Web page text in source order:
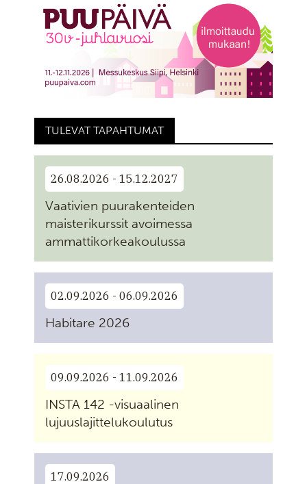
TULEVAT TAPAHTUMAT
26.08.2026 - 15.12.2027
Vaativien puurakenteiden
maisterikurssit avoimessa
ammattikorkeakoulussa
02.09.2026 - 06.09.2026
Habitare 2026
09.09.2026 - 11.09.2026
INSTA 142 -visuaalinen
lujuuslajittelukoulutus
17.09.2026